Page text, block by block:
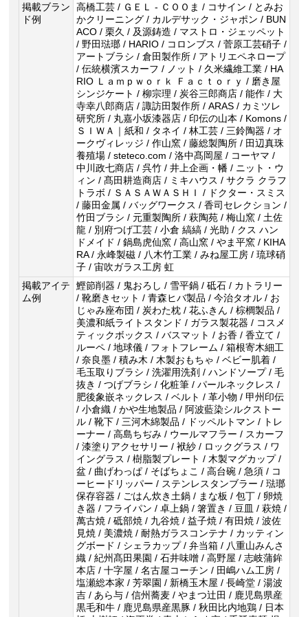
掲載ブラン
ド例
高橋工芸 / ＧＥＬ - ＣＯＯま / コサイン / とみお
かクリーニング / カルデサック・ジャポン / BUN
ACO / 栗久 / 及源鋳造 / マストロ・ジェッペット
/ 野田琺瑯 / HARIO / コロンブス / 菅原工芸硝子 /
アートブラシ / 倉田製作所 / アトリエペネロープ
/ 伝統横濱スカーフ / ノット / 久米繊維工業 / HA
RIO Ｌａｍｐｗｏｒｋ Ｆａｃｔｏｒｙ / 磨き屋
シンジケート / 柳宗理 / 炭谷三郎商店 / 能作 / 大
寺幸八郎商店 / 諏訪田製作所 / ARAS / カミツレ
研究所 / 丸嘉小坂漆器店 / 印伝の山本 / Komons /
ＳＩＷＡ｜紙和 / タネイ / 林工芸 / 三鈴陶器 / オ
ークヴィレッジ / 作山窯 / 藤総製陶所 / 田辺真珠
養殖場 / steteco.com / 洛中髙岡屋 / コーヤマ /
中川政七商店 / 呉竹 / 井上企画・幡 / ニット・ウ
ィン / 髙田耕造商店 / ミキハウス / サクラ クラフ
トラボ / ＳＡＳＡＷＡＳＨＩ / ドクター・スミス
/ 藤田金属 / バッグワークス / 香司セレクション /
竹田ブラシ / 元重製陶所 / 萩陶苑 / 梅山窯 / 土佐
龍 / 別府つげ工芸 / 小倉 縞縞 / 光助 / クス ハン
ドメイド / 鍋島虎仙窯 / 高山窯 / やま平窯 / KIHA
RA / 永峰製磁 / 八木竹工業 / みね屋工房 / 琉球硝
子 / 宙吹ガラス工房 虹
掲載アイテ
ム例
鰹節削器 / 鬼おろし / 雪平鍋 / 砥石 / カトラリー
/ 靴磨きセット / 青森ヒバ製品 / 今治タオル / お
じゃみ座布団 / 炭わた枕 / 花ふきん / 棕櫚製品 /
美濃和紙ライトスタンド / ガラス製花器 / コスメ
ティックボックス / バスマット / お香 / 香立て /
ルーペ / 地球儀 / フォトフレーム / 箱根寄木細工
/ 奈良墨 / 積み木 / 木製おもちゃ / ベビー肌着 /
毛玉取りブラシ / 洗濯用洗剤 / ハンドソープ / 毛
抜き / つげブラシ / 化粧筆 / パールネックレス /
肥後象嵌ネックレス / ベルト / 革小物 / 甲州印伝
/ 小倉織 / かや生地製品 / 阿波藍染シルクストー
ル / 靴下 / 三河木綿製品 / ドッペルトマン / トレ
ーナー / 高島ちぢみ / ウールマフラー / スカーフ
/ 漆塗りアクセサリー / 袱紗 / ロックグラス / ワ
イングラス / 樹脂製プレート / 木製マグカップ /
盆 / 曲げわっぱ / そばちょこ / 高台碗 / 急須 / コ
ーヒードリッパー / ステンレスタンブラー / 琺瑯
保存容器 / ごはん炊き土鍋 / まな板 / 包丁 / 卵焼
き器 / フライパン / 卓上鍋 / 箸置き / 豆皿 / 萩焼 /
萬古焼 / 砥部焼 / 九谷焼 / 益子焼 / 有田焼 / 波佐
見焼 / 美濃焼 / 耐熱ガラスコンテナ / カッティン
グボード / シェラカップ / 弁当箱 / 八重山みんさ
織 / 紀州髙田果園 / 石井味噌 / 高野屋 / 志岐蒲鉾
本店 / 十字屋 / 名古屋コーチン / 田嶋ハム工房 /
塩瀬総本家 / 芳翠園 / 新橋玉木屋 / 長崎堂 / 湯波
吉 / あら与 / 信州蕎麦 / やまつ辻田 / 鹿児島県産
黒毛和牛 / 鹿児島県産黒豚 / 秋田比内地鶏 / 日本